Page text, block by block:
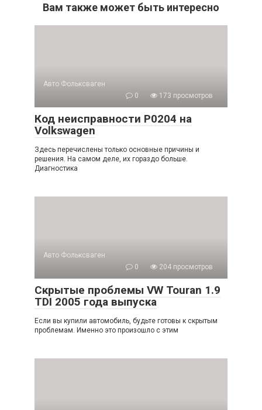
Вам также может быть интересно
Авто Фольксваген
0
173 просмотров
Код неисправности P0204 на
Volkswagen
Здесь перечислены только основные причины и
решения. На самом деле, их гораздо больше.
Диагностика
Авто Фольксваген
0
204 просмотров
Скрытые проблемы VW Touran 1.9
TDI 2005 года выпуска
Если вы купили автомобиль, будьте готовы к скрытым
проблемам. Именно это произошло с этим